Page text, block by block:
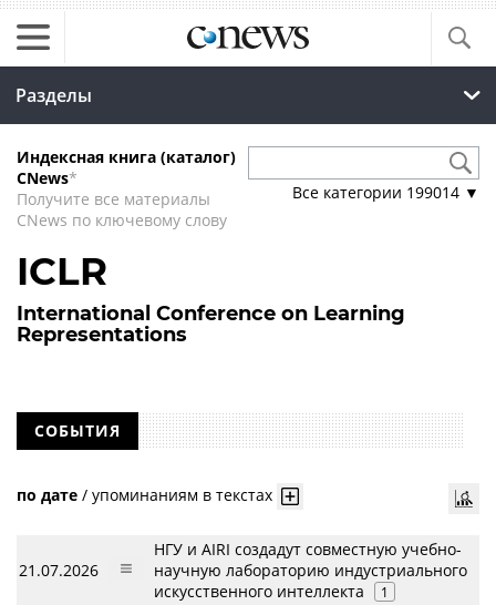
Разделы
Индексная книга (каталог)
CNews*
Получите все материалы
CNews по ключевому слову
Все категории 199014 ▼
ICLR
International Conference on Learning
Representations
СОБЫТИЯ
по дате / упоминаниям в текстах
21.07.2026
НГУ и AIRI создадут совместную учебно-
научную лабораторию индустриального
искусственного интеллекта
1